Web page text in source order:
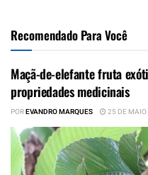
Recomendado Para Você
Maçã-de-elefante fruta
propriedades medicinais
POREVANDRO MARQUES 25 DE